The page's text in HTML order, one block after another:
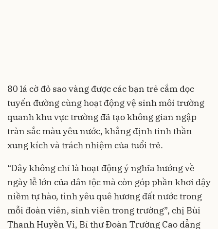
80 lá cờ đỏ sao vàng được các bạn trẻ cắm dọc
tuyến đường cùng hoạt động vệ sinh môi trường
quanh khu vực trường đã tạo không gian ngập
tràn sắc màu yêu nước, khẳng định tinh thần
xung kích và trách nhiệm của tuổi trẻ.
“Đây không chỉ là hoạt động ý nghĩa hướng về
ngày lễ lớn của dân tộc mà còn góp phần khơi dậy
niềm tự hào, tình yêu quê hương đất nước trong
mỗi đoàn viên, sinh viên trong trường”, chị Bùi
Thanh Huyền Vi, Bí thư Đoàn Trường Cao đẳng